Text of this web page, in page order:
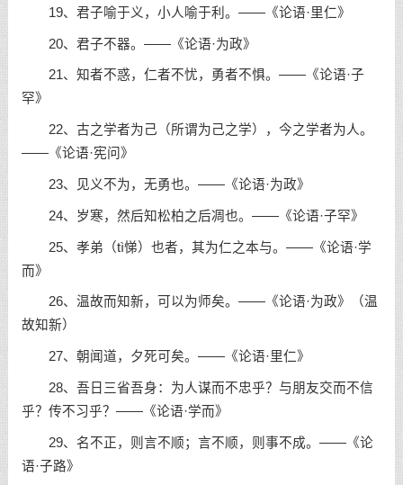
19、君子喻于义，小人喻于利。——《论语·里仁》
20、君子不器。——《论语·为政》
21、知者不惑，仁者不忧，勇者不惧。——《论语·子
罕》
22、古之学者为己（所谓为己之学），今之学者为人。
——《论语·宪问》
23、见义不为，无勇也。——《论语·为政》
24、岁寒，然后知松柏之后凋也。——《论语·子罕》
25、孝弟（tì悌）也者，其为仁之本与。——《论语·学
而》
26、温故而知新，可以为师矣。——《论语·为政》（温
故知新）
27、朝闻道，夕死可矣。——《论语·里仁》
28、吾日三省吾身：为人谋而不忠乎？与朋友交而不信
乎？传不习乎？——《论语·学而》
29、名不正，则言不顺；言不顺，则事不成。——《论
语·子路》